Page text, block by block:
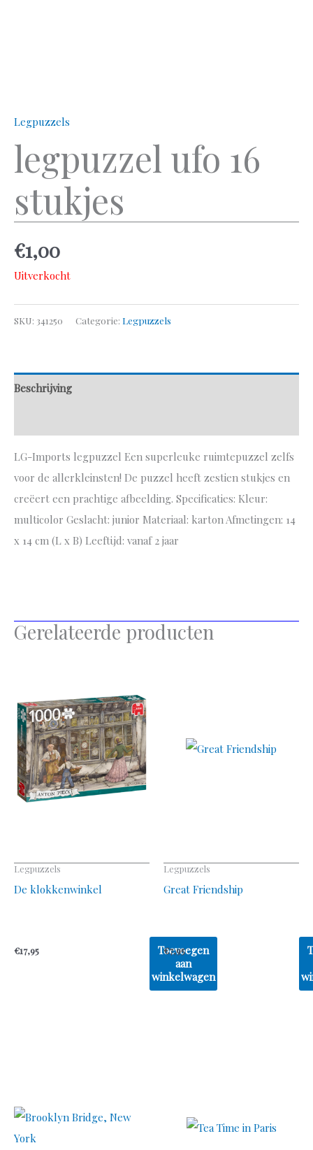
Legpuzzels
legpuzzel ufo 16
stukjes
€1,00
Uitverkocht
SKU: 341250 Categorie: Legpuzzels
Beschrijving
LG-Imports legpuzzel Een superleuke ruimtepuzzel zelfs
voor de allerkleinsten! De puzzel heeft zestien stukjes en
creëert een prachtige afbeelding. Specificaties: Kleur:
multicolor Geslacht: junior Materiaal: karton Afmetingen: 14
x 14 cm (L x B) Leeftijd: vanaf 2 jaar
Gerelateerde producten
Legpuzzels
De klokkenwinkel
€17,95
Toevoegen
aan
winkelwagen
Legpuzzels
Great Friendship
€7,95